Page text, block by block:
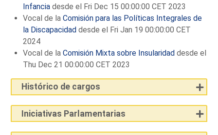
Infancia desde el Fri Dec 15 00:00:00 CET 2023
Vocal de laComisión para las Políticas Integrales de
la Discapacidad desde el Fri Jan 19 00:00:00 CET
2024
Vocal de laComisión Mixta sobre Insularidad desde el
Thu Dec 21 00:00:00 CET 2023
Histórico de cargos
Iniciativas Parlamentarias